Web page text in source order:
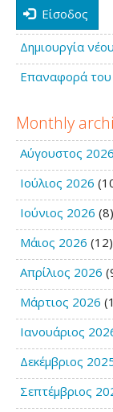
Είσοδος
Δημιουργία
Επαναφορά του
Monthly
Αύγουστος 2026
Ιούλιος 2026
Ιούνιος 2026 (8)
Μάιος 2026 (12)
Απρίλιος 2026
Μάρτιος 2026
Ιανουάριος
Δεκέμβριος
Σεπτέμβριος